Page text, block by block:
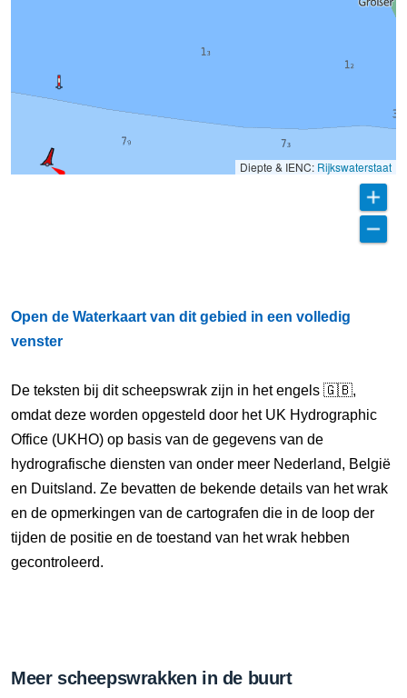
Diepte & IENC: Rijkswaterstaat
Open de Waterkaart van dit gebied in een volledig
venster
De teksten bij dit scheepswrak zijn in het engels 🇬🇧,
omdat deze worden opgesteld door het UK Hydrographic
Office (UKHO) op basis van de gegevens van de
hydrografische diensten van onder meer Nederland, België
en Duitsland. Ze bevatten de bekende details van het wrak
en de opmerkingen van de cartografen die in de loop der
tijden de positie en de toestand van het wrak hebben
gecontroleerd.
Meer scheepswrakken in de buurt